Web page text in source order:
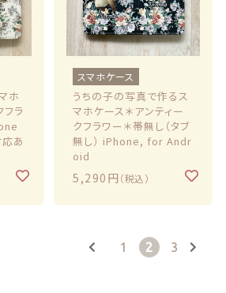
ホ
ラ
あ
スマホケース
うちの子の写真で作るス
マホケース＊アンティー
クフラワー＊帯無し（タブ
無し） iPhone, for Andr
oid
5,290円（税込）
1 2 3